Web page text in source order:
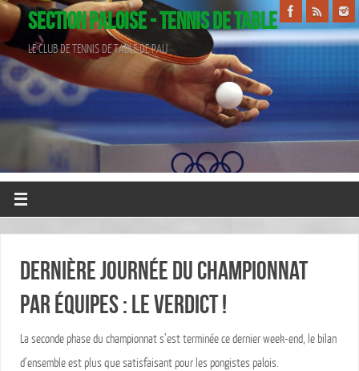
SECTION PALOISE - TENNIS DE TABLE
LE CLUB DE TENNIS DE TABLE DE PAU
DERNIÈRE JOURNÉE DU CHAMPIONNAT
PAR ÉQUIPES : LE VERDICT !
La seconde phase du championnat s’est terminée ce dernier week-end, le bilan
d’ensemble est plus que satisfaisant pour les pongistes palois.